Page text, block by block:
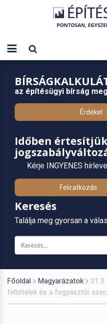
az építésügyi bírság
Érdekel
Időben
Kérje INGYENES
Feliratkozás
Keresés
Találja meg gyorsan a
Főoldal Magyarázatok
feltételek és a fogyasztói